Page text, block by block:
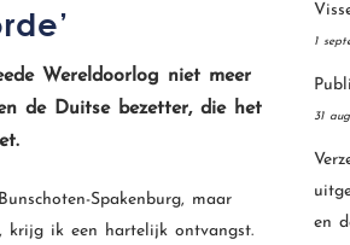
Wereldoorlog niet meer
de Duitse bezetter, die het
Spakenburg, maar
krijg ik een hartelijk ontvangst.
1
31
en